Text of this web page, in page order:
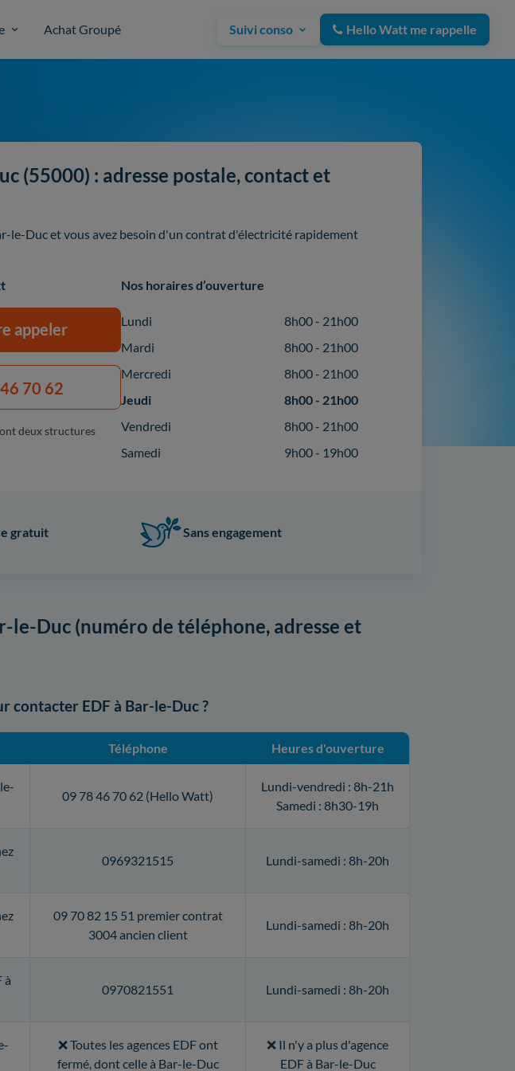
Achat Groupé Suivi conso Hello Watt me rappelle
(55000) : adresse postale, contact et
le-Duc et vous avez besoin d'un contrat d'électricité rapidement
appeler
70 62
deux structures
Nos horaires d’ouverture
Lundi
8h00 - 21h00
Mardi
8h00 - 21h00
Mercredi
8h00 - 21h00
Jeudi
8h00 - 21h00
Vendredi
8h00 - 21h00
Samedi
9h00 - 19h00
gratuit Sans engagement
le-Duc (numéro de téléphone, adresse et
contacter EDF à Bar-le-Duc ?
Téléphone Heures d'ouverture
09 78 46 70 62 (Hello Watt)
Lundi-vendredi : 8h-21h
Samedi : 8h30-19h
0969321515 Lundi-samedi : 8h-20h
09 70 82 15 51 premier contrat
3004 ancien client
Lundi-samedi : 8h-20h
à
0970821551 Lundi-samedi : 8h-20h
❌ Toutes les agences EDF ont
fermé, dont celle à Bar-le-Duc
❌ Il n'y a plus d'agence
EDF à Bar-le-Duc